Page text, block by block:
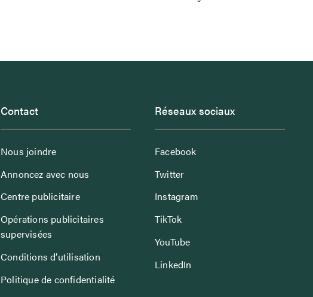
Contact
Nous joindre
Annoncez avec nous
Centre publicitaire
Opérations publicitaires
supervisées
Conditions d’utilisation
Politique de confidentialité
Réseaux sociaux
Facebook
Twitter
Instagram
TikTok
YouTube
LinkedIn